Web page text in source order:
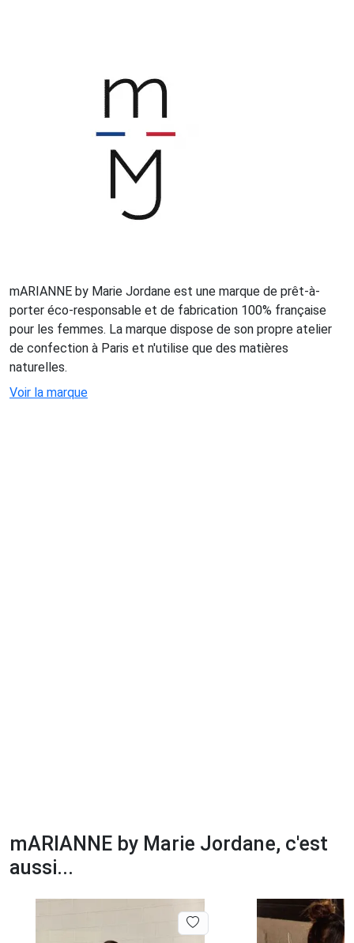
mARIANNE by Marie Jordane est une marque de prêt-à-
porter éco-responsable et de fabrication 100% française
pour les femmes. La marque dispose de son propre atelier
de confection à Paris et n'utilise que des matières
naturelles.
Voir la marque
mARIANNE by Marie Jordane, c'est
aussi...